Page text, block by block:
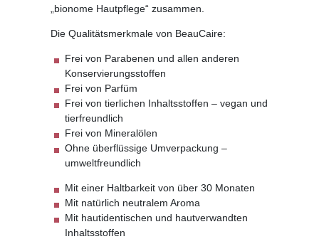
„bionome Hautpflege“ zusammen.
Die Qualitätsmerkmale von BeauCaire:
Frei von Parabenen und allen anderen
Konservierungsstoffen
Frei von Parfüm
Frei von tierlichen Inhaltsstoffen – vegan und
tierfreundlich
Frei von Mineralölen
Ohne überflüssige Umverpackung –
umweltfreundlich
Mit einer Haltbarkeit von über 30 Monaten
Mit natürlich neutralem Aroma
Mit hautidentischen und hautverwandten
Inhaltsstoffen